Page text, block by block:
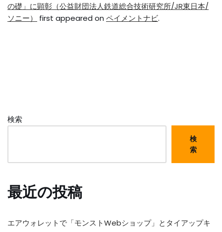
の礎」に顕彰（公益財団法人鉄道総合技術研究所/JR東日本/
ソニー）
first appeared on ペイメントナビ.
検索
検
索
最近の投稿
エアウォレットで「モンストWebショップ」とタイアップキ